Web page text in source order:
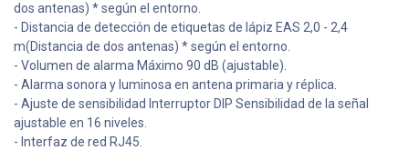
dos antenas) * según el entorno.
- Distancia de detección de etiquetas de lápiz EAS 2,0 - 2,4
m(Distancia de dos antenas) * según el entorno.
- Volumen de alarma Máximo 90 dB (ajustable).
- Alarma sonora y luminosa en antena primaria y réplica.
- Ajuste de sensibilidad Interruptor DIP Sensibilidad de la señal
ajustable en 16 niveles.
- Interfaz de red RJ45.